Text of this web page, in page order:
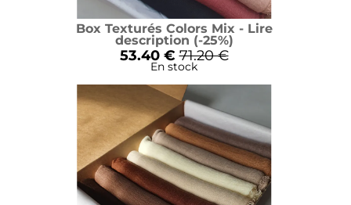
Box Texturés Colors Mix - Lire
description (-25%)
53.40 € 71.20 €
En stock